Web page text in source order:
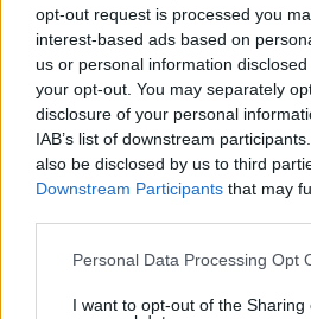
opt-out request is processed you
interest-based ads based on
us or personal information
your opt-out. You may separately
disclosure of your personal
IAB’s list of downstream
also be disclosed by us to third
Downstream Participants that may
Personal Data Processing Opt
I want to opt-out of the Sharing